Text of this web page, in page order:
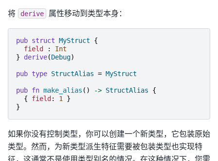
将 derive 属性移动到类型本身：
pub struct MyStruct
{
field
:
Int
}
derive(Debug)
pub type StructAlias = MyStruct
pub fn make_alias () -> StructAlias
{
{
field : 1
}
}
如果你没有控制类型，你可以创建一个新类型，它包装原始
类型。然而，为新类型派生特征需要被包装类型也实现特